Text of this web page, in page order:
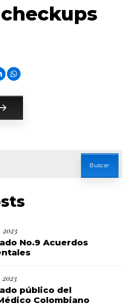
Please wait.
2023
No.9 Acuerdos
2023
público del
Colombiano